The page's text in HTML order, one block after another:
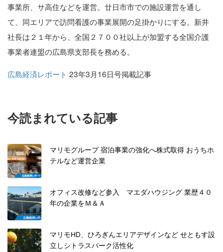
事業所、サ高住などを運営。廿日市市での施設運営を通し
て、同エリアで訪問看護の事業展開の足掛かりにする。新井
社長は２１年から、全国２７００社以上が加盟する全国介護
事業者連盟の広島県支部長を務める。
広島経済レポート 23年3月16日号掲載記事
今読まれている記事
マリモグループ 宿泊事業の強化へ株式取得 おうちホ
テルなど運営企業
オフィス改修など参入 マエダハウジング 業歴４０
年の企業をＭ＆Ａ
マリモHD、ひろぎんエリアデザインなど せともす設
立しシトラスパーク活性化